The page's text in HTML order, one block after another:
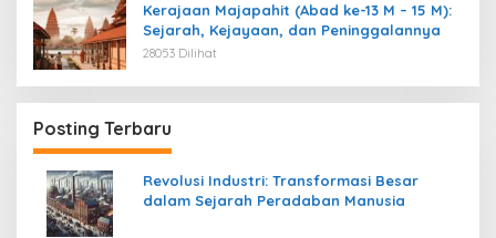
Kerajaan Majapahit (Abad ke-13 M – 15 M):
Sejarah, Kejayaan, dan Peninggalannya
28053 Dilihat
Posting Terbaru
Revolusi Industri: Transformasi Besar
dalam Sejarah Peradaban Manusia